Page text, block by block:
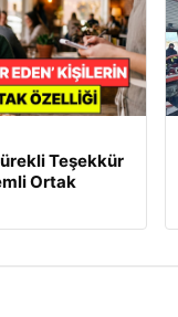
Teşekkür
Ortak